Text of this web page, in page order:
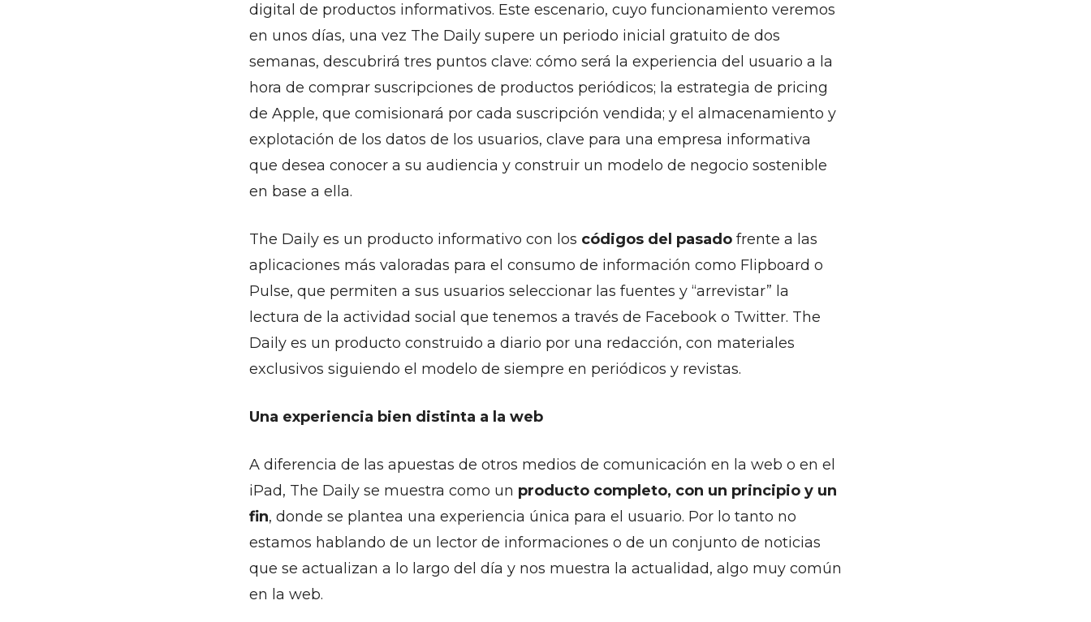
digital de productos informativos. Este escenario, cuyo funcionamiento veremos
en unos días, una vez The Daily supere un periodo inicial gratuito de dos
semanas, descubrirá tres puntos clave: cómo será la experiencia del usuario a la
hora de comprar suscripciones de productos periódicos; la estrategia de pricing
de Apple, que comisionará por cada suscripción vendida; y el almacenamiento y
explotación de los datos de los usuarios, clave para una empresa informativa
que desea conocer a su audiencia y construir un modelo de negocio sostenible
en base a ella.
The Daily es un producto informativo con los códigos del pasado frente a las
aplicaciones más valoradas para el consumo de información como Flipboard o
Pulse, que permiten a sus usuarios seleccionar las fuentes y “arrevistar” la
lectura de la actividad social que tenemos a través de Facebook o Twitter. The
Daily es un producto construido a diario por una redacción, con materiales
exclusivos siguiendo el modelo de siempre en periódicos y revistas.
Una experiencia bien distinta a la web
A diferencia de las apuestas de otros medios de comunicación en la web o en el
iPad, The Daily se muestra como un producto completo, con un principio y un
fin, donde se plantea una experiencia única para el usuario. Por lo tanto no
estamos hablando de un lector de informaciones o de un conjunto de noticias
que se actualizan a lo largo del día y nos muestra la actualidad, algo muy común
en la web.